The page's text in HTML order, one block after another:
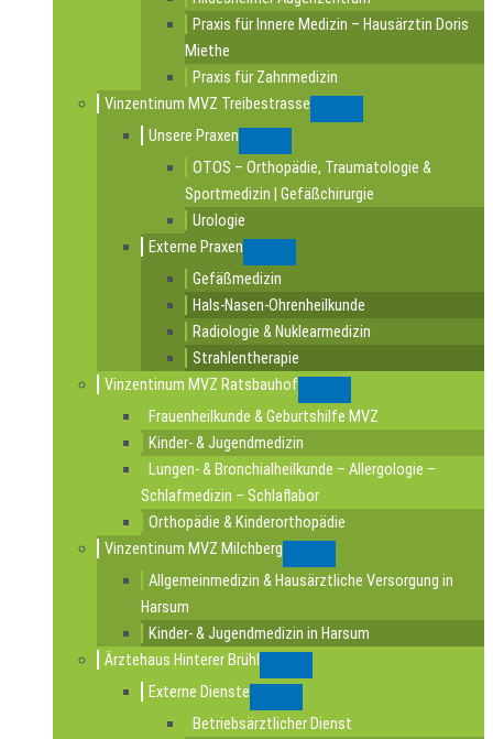
Praxis für Innere Medizin – Hausärztin Doris
Miethe
Praxis für Zahnmedizin
Vinzentinum MVZ Treibestrasse
Unsere Praxen
OTOS – Orthopädie, Traumatologie &
Sportmedizin | Gefäßchirurgie
Urologie
Externe Praxen
Gefäßmedizin
Hals-Nasen-Ohrenheilkunde
Radiologie & Nuklearmedizin
Strahlentherapie
Vinzentinum MVZ Ratsbauhof
Frauenheilkunde & Geburtshilfe MVZ
Kinder- & Jugendmedizin
Lungen- & Bronchialheilkunde – Allergologie –
Schlafmedizin – Schlaflabor
Orthopädie & Kinderorthopädie
Vinzentinum MVZ Milchberg
Allgemeinmedizin & Hausärztliche Versorgung in
Harsum
Kinder- & Jugendmedizin in Harsum
Ärztehaus Hinterer Brühl
Externe Dienste
Betriebsärztlicher Dienst